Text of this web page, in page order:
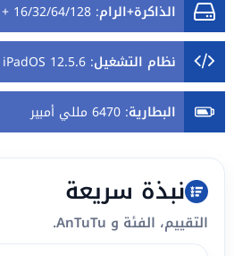
الذاكرة+الرام: 16/32/64/128 + 1 جيجابايت
نظام التشغيل:
iPadOS 12.5.6
البطارية: 6470 مللي أمبير
نبذة سريعة
التقييم، الفئة و AnTuTu.